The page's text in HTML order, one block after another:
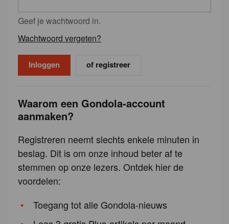
Geef je wachtwoord in.
Wachtwoord vergeten?
of registreer
Waarom een Gondola-account
aanmaken?
Registreren neemt slechts enkele minuten in
beslag. Dit is om onze inhoud beter af te
stemmen op onze lezers. Ontdek hier de
voordelen:
Toegang tot alle Gondola-nieuws